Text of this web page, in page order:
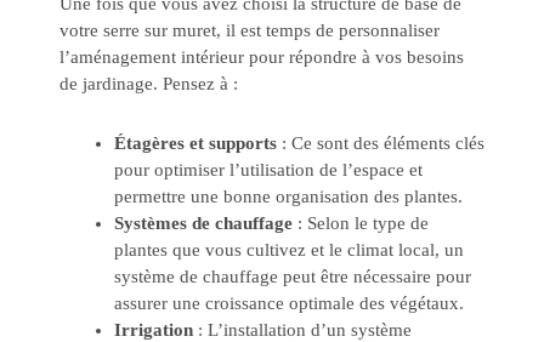
Une fois que vous avez choisi la structure de base de
votre serre sur muret, il est temps de personnaliser
l’aménagement intérieur pour répondre à vos besoins
de jardinage. Pensez à :
Étagères et supports: Ce sont des éléments clés
pour optimiser l’utilisation de l’espace et
permettre une bonne organisation des plantes.
Systèmes de chauffage: Selon le type de
plantes que vous cultivez et le climat local, un
système de chauffage peut être nécessaire pour
assurer une croissance optimale des végétaux.
Irrigation: L’installation d’un système